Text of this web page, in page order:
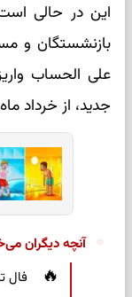
بازنشستگان و
علی الحساب
جدید، از خرداد
آنچه دیگران